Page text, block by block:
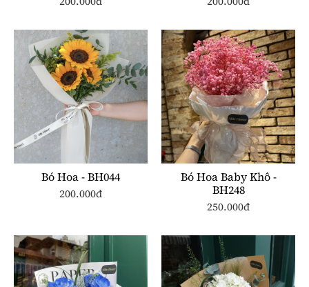
Bó Hoa - BH044
200.000đ
Bó Hoa Baby Khô -
BH248
250.000đ